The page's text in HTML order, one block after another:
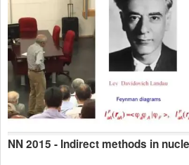
NN 2015 - Indirect methods in